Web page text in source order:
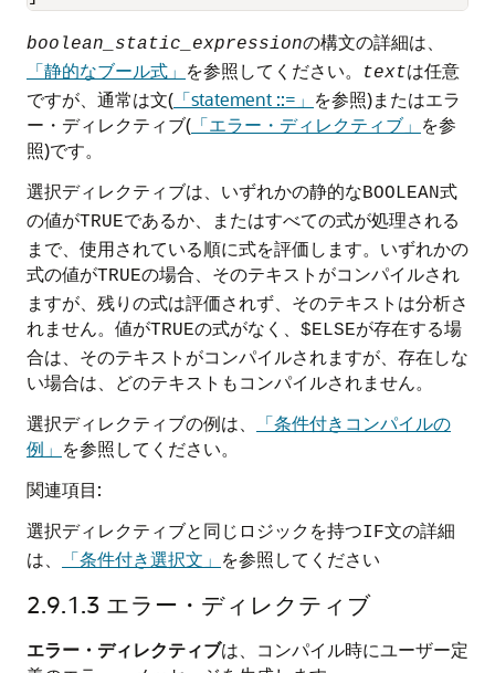
boolean_static_expressionの構文の詳細は、
「静的なブール式」 を参照してください。 textは任意
ですが、通常は文( 「statement ::=」 を参照)またはエラ
ー・ディレクティブ( 「エラー・ディレクティブ」 を参
照)です。
選択ディレクティブは、いずれかの静的なBOOLEAN式
の値がTRUEであるか、またはすべての式が処理される
まで、使用されている順に式を評価します。いずれかの
式の値がTRUEの場合、そのテキストがコンパイルされ
ますが、残りの式は評価されず、そのテキストは分析さ
れません。値がTRUEの式がなく、 $ELSEが存在する場
合は、そのテキストがコンパイルされますが、存在しな
い場合は、どのテキストもコンパイルされません。
選択ディレクティブの例は、
「条件付きコンパイルの
例」 を参照してください。
関連項目:
選択ディレクティブと同じロジックを持つIF文の詳細
は、
「条件付き選択文」 を参照してください
2.9.1.3 エラー・ディレクティブ
エラー・ディレクティブは、コンパイル時にユーザー定